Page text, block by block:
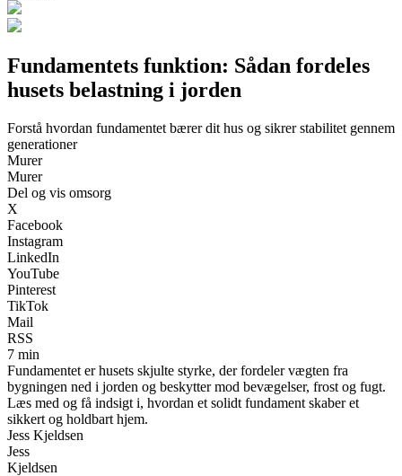
Fundamentets funktion: Sådan fordeles
husets belastning i jorden
Forstå hvordan fundamentet bærer dit hus og sikrer stabilitet gennem
generationer
Murer
Murer
Del og vis omsorg
X
Facebook
Instagram
LinkedIn
YouTube
Pinterest
TikTok
Mail
RSS
7 min
Fundamentet er husets skjulte styrke, der fordeler vægten fra
bygningen ned i jorden og beskytter mod bevægelser, frost og fugt.
Læs med og få indsigt i, hvordan et solidt fundament skaber et
sikkert og holdbart hjem.
Jess Kjeldsen
Jess
Kjeldsen